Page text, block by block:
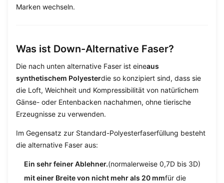
Marken wechseln.
Was ist Down-Alternative Faser?
Die nach unten alternative Faser ist eineaus
synthetischem Polyesterdie so konzipiert sind, dass sie
die Loft, Weichheit und Kompressibilität von natürlichem
Gänse- oder Entenbacken nachahmen, ohne tierische
Erzeugnisse zu verwenden.
Im Gegensatz zur Standard-Polyesterfaserfüllung besteht
die alternative Faser aus:
Ein sehr feiner Ablehner.(normalerweise 0,7D bis 3D)
mit einer Breite von nicht mehr als 20 mmfür die